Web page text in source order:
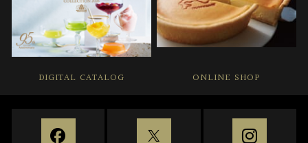
DIGITAL CATALOG ONLINE SHOP